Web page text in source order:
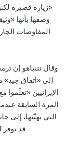
«زيارة قصيرة
وصفها بأنها
المفاوضات
وقال نتنياهو إن
إلى «اتفاق جيد»
الإيرانيين
المرة السابقة
التي يهيّئها، إلى
قد توفر